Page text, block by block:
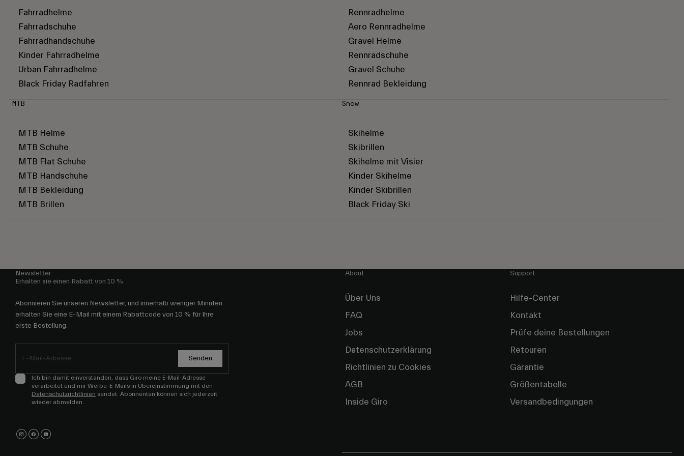
Fahrradhelme
Fahrradschuhe
Fahrradhandschuhe
Kinder Fahrradhelme
Urban Fahrradhelme
Black Friday Radfahren
Rennradhelme
Aero Rennradhelme
Gravel Helme
Rennradschuhe
Gravel Schuhe
Rennrad Bekleidung
MTB
MTB Helme
MTB Schuhe
MTB Flat Schuhe
MTB Handschuhe
MTB Bekleidung
MTB Brillen
Snow
Skihelme
Skibrillen
Skihelme mit Visier
Kinder Skihelme
Kinder Skibrillen
Black Friday Ski
Newsletter
Erhalten sie einen Rabatt von 10 %
Abonnieren Sie unseren Newsletter, und innerhalb weniger Minuten
erhalten Sie eine E-Mail mit einem Rabattcode von 10 % für Ihre
erste Bestellung.
Senden
Ich bin damit einverstanden, dass Giro meine E-Mail-Adresse
verarbeitet und mir Werbe-E-Mails in Übereinstimmung mit den
Datenschutzrichtlinien sendet. Abonnenten können sich jederzeit
wieder abmelden.
About
Über Uns
FAQ
Jobs
Datenschutzerklärung
Richtlinien zu Cookies
AGB
Inside Giro
Support
Hilfe-Center
Kontakt
Prüfe deine Bestellungen
Retouren
Garantie
Größentabelle
Versandbedingungen